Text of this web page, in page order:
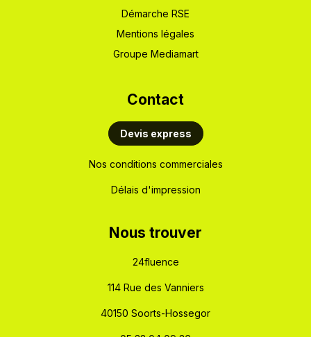
Démarche RSE
Mentions légales
Groupe Mediamart
Cont​act
Devis express
Nos conditions commerciales
Délais d'impression
​Nous trouver
24fluence
114 Rue des Vanniers
40150 Soorts-Hossegor